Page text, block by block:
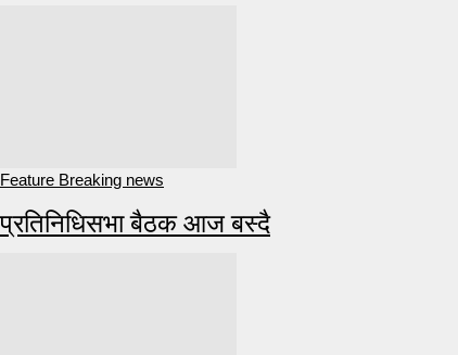
Feature Breaking news
प्रतिनिधिसभा बैठक आज बस्दै